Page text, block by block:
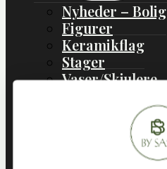
Nyheder – Bolig
Figurer
Keramikflag
Stager
Vaser/Skjulere
Boligtekstil